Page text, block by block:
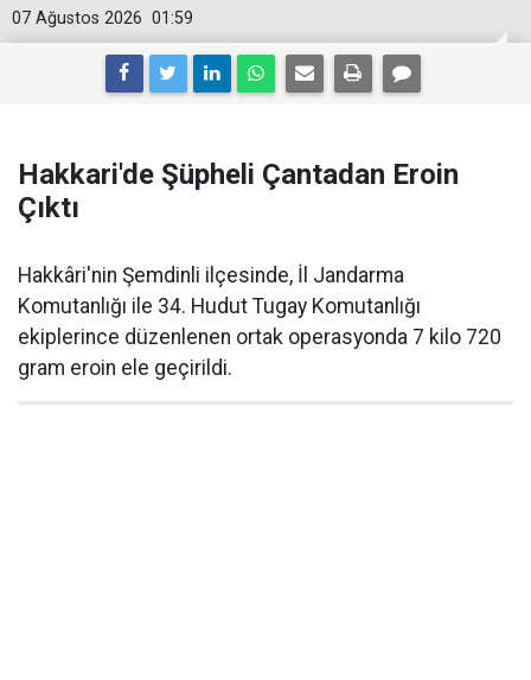
01:59
07 Ağustos 2026
Hakkari'de Şüpheli Çantadan Eroin
Çıktı
Hakkâri'nin Şemdinli ilçesinde, İl Jandarma
Komutanlığı ile 34. Hudut Tugay Komutanlığı
ekiplerince düzenlenen ortak operasyonda 7 kilo 720
gram eroin ele geçirildi.